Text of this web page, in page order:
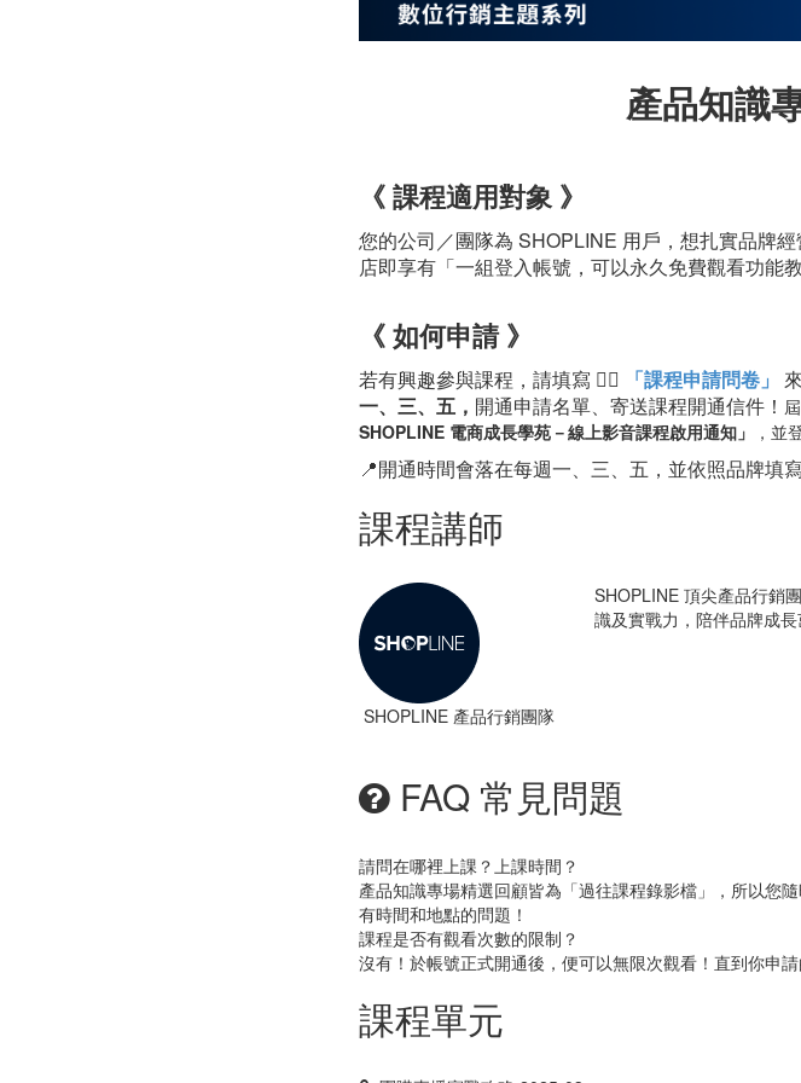
產品知識
《 課程適用對象 》
您的公司／團隊為 SHOPLINE 用戶，想扎實品牌
店即享有「一組登入帳號，可以永久免費觀看功能教
《 如何申請 》
若有興趣參與課程，請填寫 👉🏼 「課程申請問卷」
一、三、五， 開通申請名單、寄送課程開通信件！
SHOPLINE 電商成長學苑－線上影音課程啟用通知」
，並
📍開通時間會落在每週一、三、五，並依照品牌填
課程講師
SHOPLINE 產品行銷團隊
SHOPLINE 頂尖產品行銷
識及實戰力，陪伴品牌成長
FAQ 常見問題
請問在哪裡上課？上課時間？
產品知識專場精選回顧皆為「過往課程錄影檔」，所以您
有時間和地點的問題！
課程是否有觀看次數的限制？
沒有！於帳號正式開通後，便可以無限次觀看！直到你申
課程單元